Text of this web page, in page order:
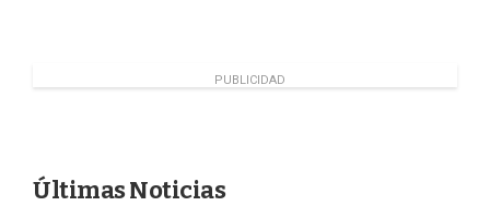
PUBLICIDAD
Últimas Noticias